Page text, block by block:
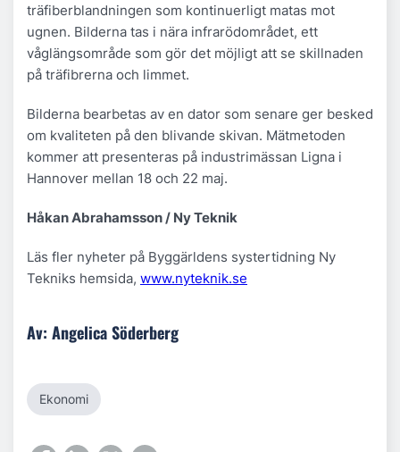
träfiberblandningen som kontinuerligt matas mot
ugnen. Bilderna tas i nära infrarödområdet, ett
våglängsområde som gör det möjligt att se skillnaden
på träfibrerna och limmet.
Bilderna bearbetas av en dator som senare ger besked
om kvaliteten på den blivande skivan. Mätmetoden
kommer att presenteras på industrimässan Ligna i
Hannover mellan 18 och 22 maj.
Håkan Abrahamsson / Ny Teknik
Läs fler nyheter på Byggärldens systertidning Ny
Tekniks hemsida, www.nyteknik.se
Av: Angelica Söderberg
Ekonomi